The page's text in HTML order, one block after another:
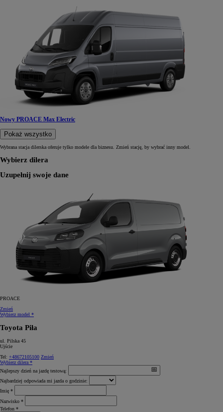
Nowy PROACE Max Electric
Pokaż wszystko
Wybrana stacja dilerska oferuje tylko modele dla biznesu. Zmień stację, by wybrać inny model.
Wybierz dilera
Uzupełnij swoje dane
PROACE
Zmień
Wybierz model *
Toyota Piła
ul. Pilska 45
Ujście
Tel: +48672105100 Zmień
Wybierz dilera *
Najlepszy dzień na jazdę testową:
Najbardziej odpowiada mi jazda o godzinie:
Imię *
Nazwisko *
Telefon *